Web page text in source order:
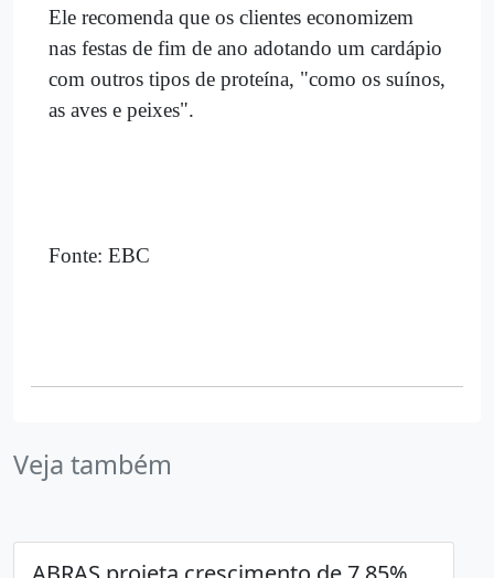
Ele recomenda que os clientes economizem
nas festas de fim de ano adotando um cardápio
com outros tipos de proteína, "como os suínos,
as aves e peixes".
Fonte: EBC
Veja também